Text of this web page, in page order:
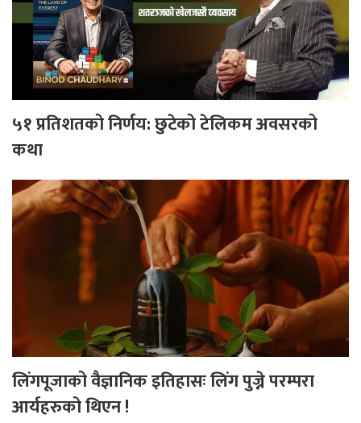
५१ प्रतिशतको निर्णय: छुटेको टेलिकम अवसरको
कथा
लिंगपूजाको वैज्ञानिक इतिहासः लिंग पुज्ने परम्परा
आर्यहरुको थिएन !